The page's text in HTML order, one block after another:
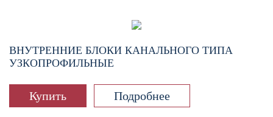
ВНУТРЕННИЕ БЛОКИ КАНАЛЬНОГО ТИПА
УЗКОПРОФИЛЬНЫЕ
Купить Подробнее